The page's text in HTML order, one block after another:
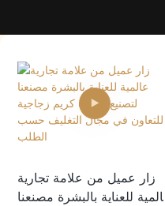
زار عميل من علامة تجارية
عالمية للعناية بالبشرة مصنعنا